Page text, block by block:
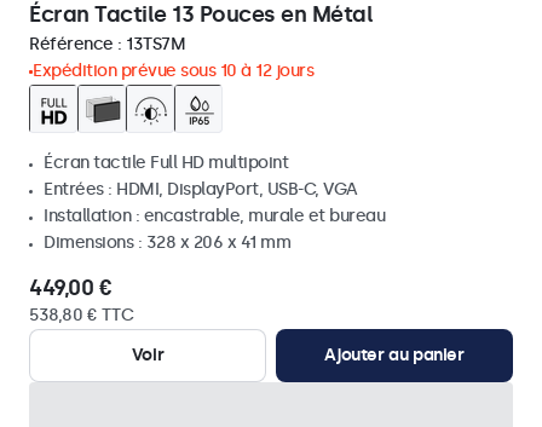
Écran Tactile 13 Pouces en Métal
Référence : 13TS7M
Expédition prévue sous 10 à 12 jours
Écran tactile Full HD multipoint
Entrées : HDMI, DisplayPort, USB-C, VGA
Installation : encastrable, murale et bureau
Dimensions : 328 x 206 x 41 mm
449,00 €
538,80 € TTC
Voir
Ajouter au panier